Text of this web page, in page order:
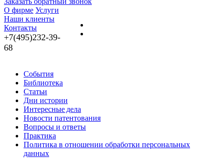
О фирме Услуги
Наши клиенты
Контакты
+7(495)232-39-
68
События
Библиотека
Статьи
Дни истории
Интересные дела
Новости патентования
Вопросы и ответы
Практика
Политика в отношении обработки персональных
данных